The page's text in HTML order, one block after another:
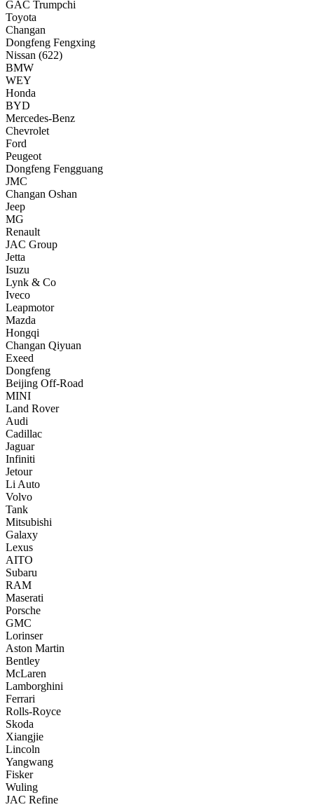
GAC Trumpchi
Toyota
Changan
Dongfeng Fengxing
Nissan (622)
BMW
WEY
Honda
BYD
Mercedes-Benz
Chevrolet
Ford
Peugeot
Dongfeng Fengguang
JMC
Changan Oshan
Jeep
MG
Renault
JAC Group
Jetta
Isuzu
Lynk & Co
Iveco
Leapmotor
Mazda
Hongqi
Changan Qiyuan
Exeed
Dongfeng
Beijing Off-Road
MINI
Land Rover
Audi
Cadillac
Jaguar
Infiniti
Jetour
Li Auto
Volvo
Tank
Mitsubishi
Galaxy
Lexus
AITO
Subaru
RAM
Maserati
Porsche
GMC
Lorinser
Aston Martin
Bentley
McLaren
Lamborghini
Ferrari
Rolls-Royce
Skoda
Xiangjie
Lincoln
Yangwang
Fisker
Wuling
JAC Refine